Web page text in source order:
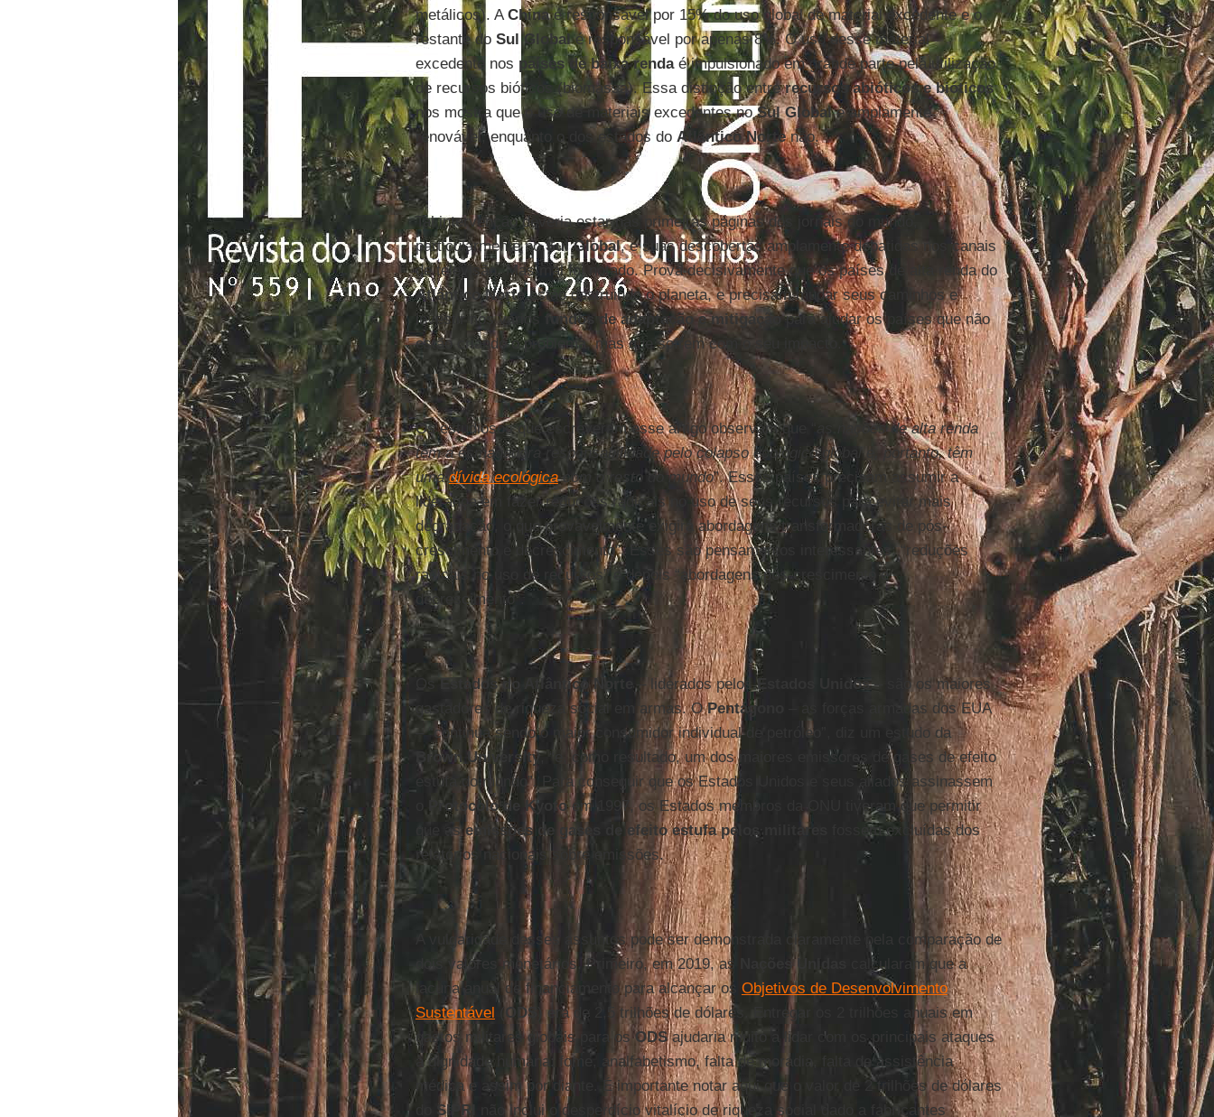
metálicos). AChinaé responsável por 15% do uso global de material excedente e o
restante do Sul Globalé responsável por apenas 8%. O uso desse material
excedente nos países de baixa rendaé impulsionado em grande parte pela utilização
de recursos bióticos (biomassa). Essa distinção entrerecursos abióticos e bióticos
nos mostra que o uso de materiais excedentes noSul Globalé amplamente
renovável, enquanto o dos estados do Atlântico Nortenão.
Tal intervenção deveria estar nas primeiras páginas dos jornais do mundo,
particularmente noSul Global, e suas descobertas amplamente debatidas nos canais
de televisão. Mas mal foi notado. Prova decisivamente que os países de alta renda do
Atlântico Norteestão destruindo o planeta, e precisam mudar seus caminhos e
investir nos vários
fundos de adaptação e mitigaçãopara ajudar os países que não
estão criando o problema, mas que sofrem com o seu impacto.
Os estudiosos que escreveram esse artigo observam que “
as nações de alta renda
têm a esmagadora responsabilidade pelo colapso ecológico global e, portanto, têm
umadívida ecológicacom o resto do mundo”. Esses países precisam assumir a
liderança em fazer reduções radicais no uso de seus recursos para evitar mais
degradação, o que provavelmente exigirá abordagens transformadoras de pós-
crescimento e decrescimento”. Esses são pensamentos interessantes: “reduções
radicais no uso de recursos” e depois “abordagens pós-crescimento e
decrescimento”.
Estados do Atlântico Norte – liderados pelosEstados Unidos– são os maiores
gastadores de riqueza social em armas. OPentágono
– as forças armadas dos EUA
– “continua sendo o maior consumidor individual de petróleo”, diz um estudo da
Brown University, “e, como resultado, um dos maiores emissores de gases de efeito
estufa do mundo”. Para conseguir que os Estados Unidos e seus aliados assinassem
Protocolo de Kyotoem 1997, os Estados membros da ONU tiveram que permitir
que asemissões de gases de efeito estufa pelos militares
fossem excluídas dos
relatórios nacionais sobre emissões.
A vulgaridade desses assuntos pode ser demonstrada claramente pela comparação de
dois valores monetários. Primeiro, em 2019, as
Nações Unidas
calcularam que a
lacuna anual de financiamento para alcançar os Objetivos de Desenvolvimento
Sustentável
ODS
) era de 2,5 trilhões de dólares. Entregar os 2 trilhões anuais em
gastos militares globais para osODSajudaria muito a lidar com os principais ataques
à dignidade humana: fome, analfabetismo, falta de moradia, falta de assistência
médica e assim por diante. É importante notar aqui que o valor de 2 trilhões de dólares
SIPRI não inclui o desperdício vitalício de riqueza social dado a fabricantes